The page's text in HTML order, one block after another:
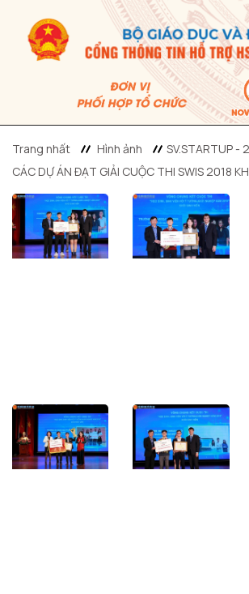
Trang nhất Hình ảnh
SV.STARTUP -
CÁC DỰ ÁN ĐẠT GIẢI CUỘC THI SWIS 2018